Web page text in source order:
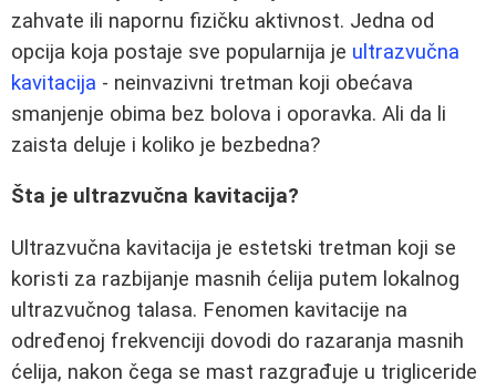
zahvate ili napornu fizičku aktivnost. Jedna od
opcija koja postaje sve popularnija je ultrazvučna
kavitacija - neinvazivni tretman koji obećava
smanjenje obima bez bolova i oporavka. Ali da li
zaista deluje i koliko je bezbedna?
Šta je ultrazvučna kavitacija?
Ultrazvučna kavitacija je estetski tretman koji se
koristi za razbijanje masnih ćelija putem lokalnog
ultrazvučnog talasa. Fenomen kavitacije na
određenoj frekvenciji dovodi do razaranja masnih
ćelija, nakon čega se mast razgrađuje u trigliceride